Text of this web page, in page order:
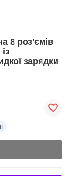
8 роз'ємів
зарядки